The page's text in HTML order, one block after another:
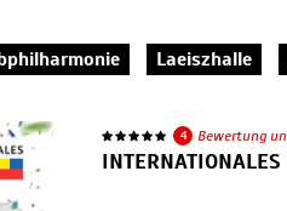
Laeiszhalle
4 Bewertung